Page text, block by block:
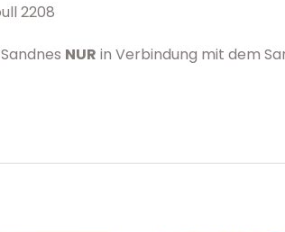
2208
NUR in Verbindung mit dem